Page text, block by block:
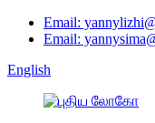
Email:
Email:
English